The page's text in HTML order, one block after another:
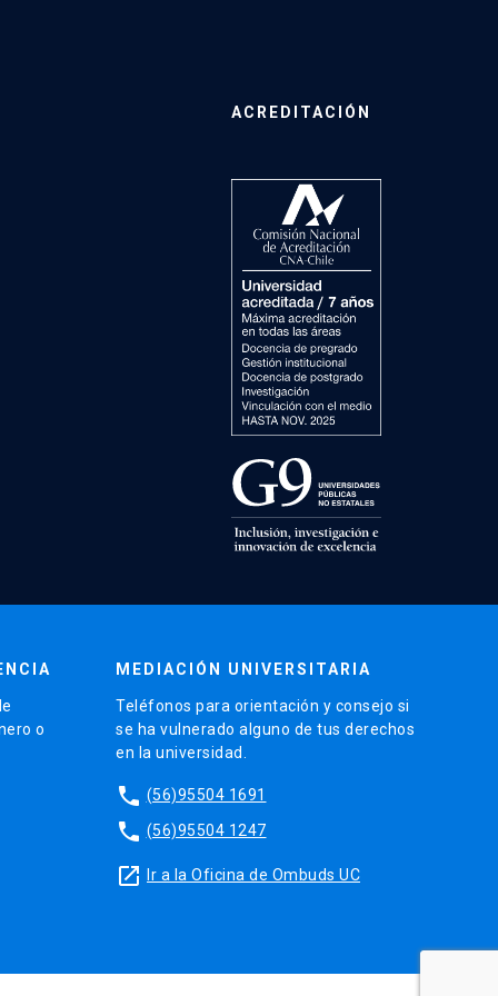
ACREDITACIÓN
o
MEDIACIÓN UNIVERSITARIA
Teléfonos para orientación y consejo si
se ha vulnerado alguno de tus derechos
en la universidad.
phone (56)95504 1691
phone (56)95504 1247
launch Ir a la Oficina de Ombuds UC